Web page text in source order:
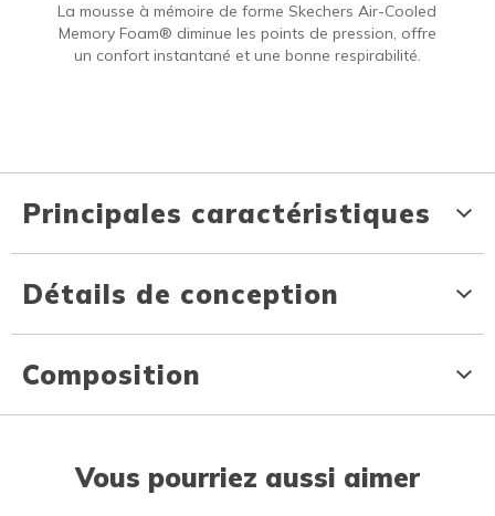
La mousse à mémoire de forme Skechers Air-Cooled
Memory Foam® diminue les points de pression, offre
un confort instantané et une bonne respirabilité.
Principales caractéristiques
Détails de conception
Composition
Vous pourriez aussi aimer